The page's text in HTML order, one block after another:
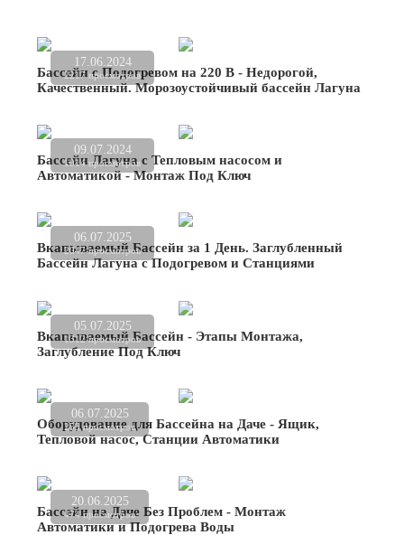
17.06.2024
2217 просмотров
Бассейн с Подогревом на 220 В - Недорогой,
Качественный. Морозоустойчивый бассейн Лагуна
09.07.2024
1014 просмотров
Бассейн Лагуна с Тепловым насосом и
Автоматикой - Монтаж Под Ключ
06.07.2025
2047 просмотров
Вкапываемый Бассейн за 1 День. Заглубленный
Бассейн Лагуна с Подогревом и Станциями
05.07.2025
1312 просмотров
Вкапываемый Бассейн - Этапы Монтажа,
Заглубление Под Ключ
06.07.2025
253 просмотров
Оборудование для Бассейна на Даче - Ящик,
Тепловой насос, Станции Автоматики
20.06.2025
474 просмотров
Бассейн на Даче Без Проблем - Монтаж
Автоматики и Подогрева Воды